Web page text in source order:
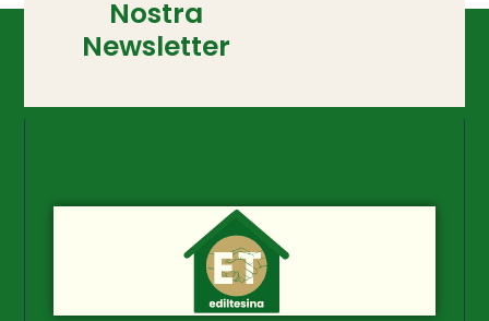
Nostra
Newsletter